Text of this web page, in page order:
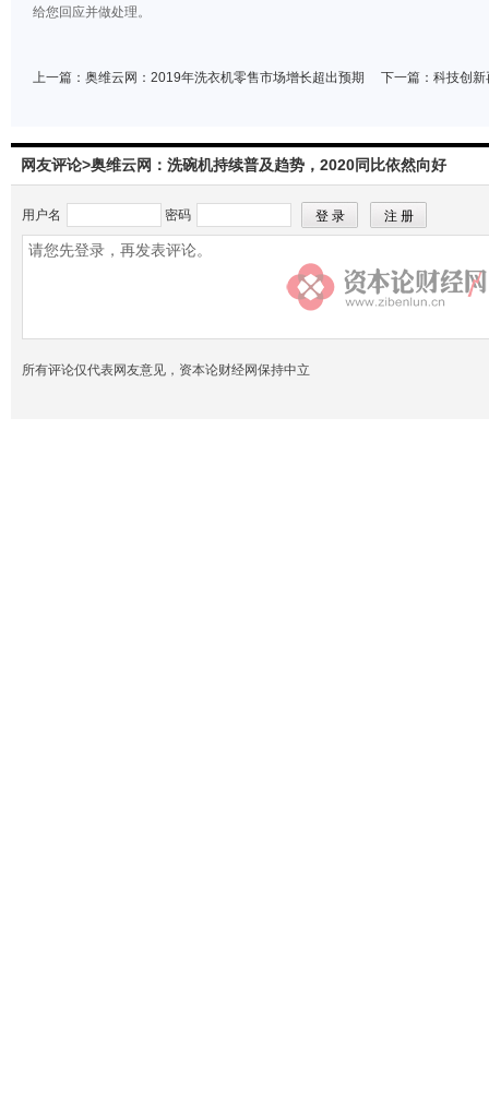
给您回应并做处理。
上一篇： 奥维云网：2019年洗衣机零售市场增长超出预期 下一篇： 科技创新
网友评论>奥维云网：洗碗机持续普及趋势，2020同比依然向好
用户名 密码
所有评论仅代表网友意见，资本论财经网保持中立